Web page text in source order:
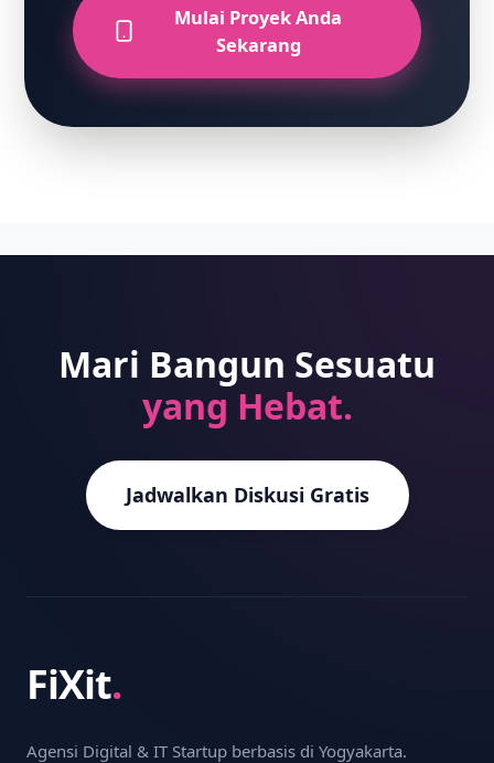
Mulai Proyek Anda
Sekarang
Mari Bangun Sesuatu
yang Hebat.
Jadwalkan Diskusi Gratis
FiXit.
Agensi Digital & IT Startup berbasis di Yogyakarta.